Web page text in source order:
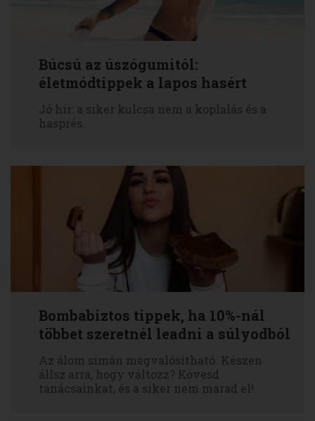
Búcsú az úszógumitól:
életmódtippek a lapos hasért
Jó hír: a siker kulcsa nem a koplalás és a
hasprés.
Bombabiztos tippek, ha 10%-nál
többet szeretnél leadni a súlyodból
Az álom simán megvalósítható. Készen
állsz arra, hogy változz? Kövesd
tanácsainkat, és a siker nem marad el!